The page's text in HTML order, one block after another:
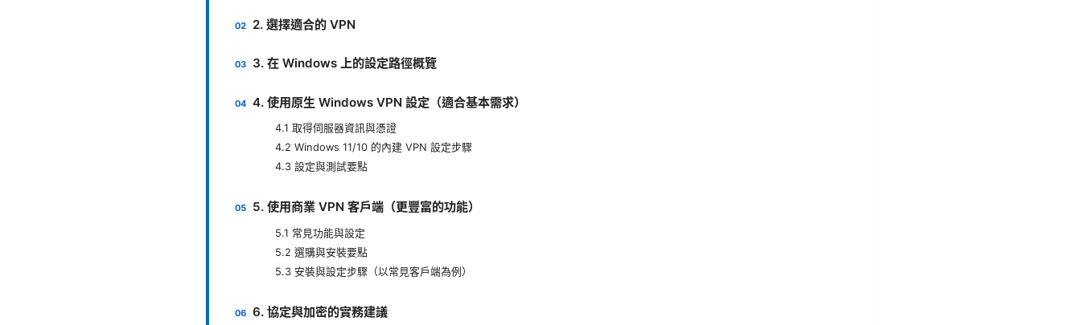
2. 選擇適合的 VPN
3. 在 Windows 上的設定路徑概覽
4. 使用原生 Windows VPN 設定（適合基本需求）
4.1 取得伺服器資訊與憑證
4.2 Windows 11/10 的內建 VPN 設定步驟
4.3 設定與測試要點
5. 使用商業 VPN 客戶端（更豐富的功能）
5.1 常見功能與設定
5.2 選購與安裝要點
5.3 安裝與設定步驟（以常見客戶端為例）
6. 協定與加密的實務建議